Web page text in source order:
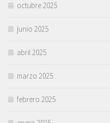
octubre 2025
junio 2025
abril 2025
marzo 2025
febrero 2025